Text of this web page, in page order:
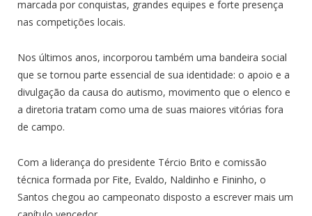
marcada por conquistas, grandes equipes e forte presença
nas competições locais.
Nos últimos anos, incorporou também uma bandeira social
que se tornou parte essencial de sua identidade: o apoio e a
divulgação da causa do autismo, movimento que o elenco e
a diretoria tratam como uma de suas maiores vitórias fora
de campo.
Com a liderança do presidente Tércio Brito e comissão
técnica formada por Fite, Evaldo, Naldinho e Fininho, o
Santos chegou ao campeonato disposto a escrever mais um